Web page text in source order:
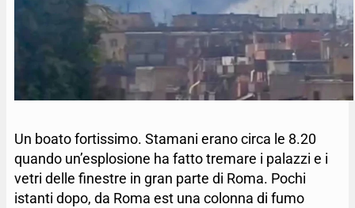
Un boato fortissimo. Stamani erano circa le 8.20
quando un’esplosione ha fatto tremare i palazzi e i
vetri delle finestre in gran parte di Roma. Pochi
istanti dopo, da Roma est una colonna di fumo